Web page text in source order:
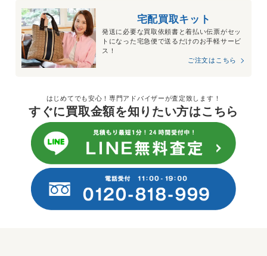
宅配買取キット
発送に必要な買取依頼書と着払い伝票がセッ
トになった宅急便で送るだけのお手軽サービ
ス！
ご注文はこちら
はじめてでも安心！専門アドバイザーが査定致します！
すぐに買取金額を知りたい方はこちら